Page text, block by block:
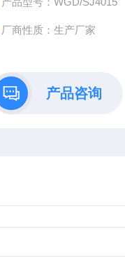
厂商性质：生产厂家
产品咨询